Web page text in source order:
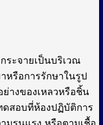
ระจายเป็นบริเวณ
หรือการรักษาในรูป
างของเหลวหรือชิ้น
ดสอบที่ห้องปฏิบัติการ